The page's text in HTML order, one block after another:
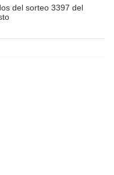
del sorteo 3397 del